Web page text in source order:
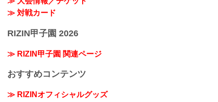
≫ 対戦カード
RIZIN甲子園 2026
≫ RIZIN甲子園 関連ページ
おすすめコンテンツ
≫ RIZINオフィシャルグッズ